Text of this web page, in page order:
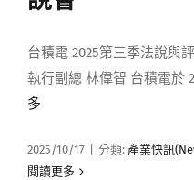
台積電 2025第三季法說與
執行副總 林偉智 台積電於
多
2025/10/17 分類: 產業快訊
閱讀更多